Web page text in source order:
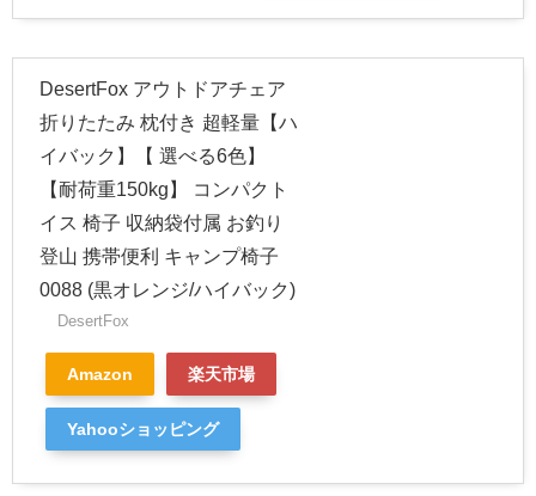
DesertFox アウトドアチェア
折りたたみ 枕付き 超軽量【ハ
イバック】【 選べる6色】
【耐荷重150kg】 コンパクト
イス 椅子 収納袋付属 お釣り
登山 携帯便利 キャンプ椅子
0088 (黒オレンジ/ハイバック)
DesertFox
Amazon 楽天市場
Yahooショッピング